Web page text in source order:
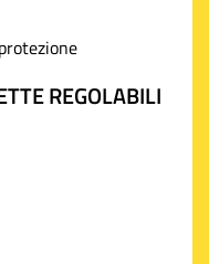
REGOLABILI